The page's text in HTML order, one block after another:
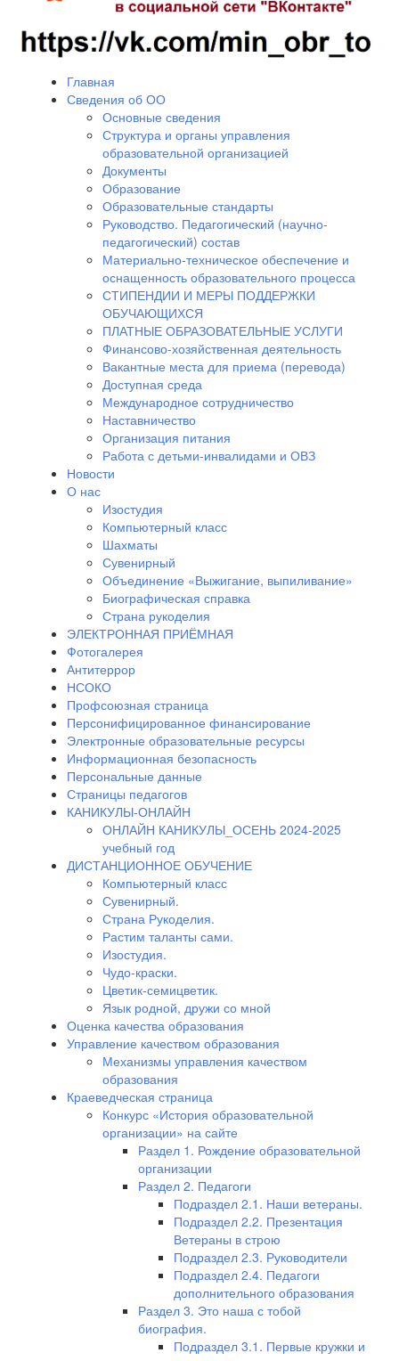
Главная
Сведения об ОО
Основные сведения
Структура и органы управления
образовательной организацией
Документы
Образование
Образовательные стандарты
Руководство. Педагогический (научно-
педагогический) состав
Материально-техническое обеспечение и
оснащенность образовательного процесса
СТИПЕНДИИ И МЕРЫ ПОДДЕРЖКИ
ОБУЧАЮЩИХСЯ
ПЛАТНЫЕ ОБРАЗОВАТЕЛЬНЫЕ УСЛУГИ
Финансово-хозяйственная деятельность
Вакантные места для приема (перевода)
Доступная среда
Международное сотрудничество
Наставничество
Организация питания
Работа с детьми-инвалидами и ОВЗ
Новости
О нас
Изостудия
Компьютерный класс
Шахматы
Сувенирный
Объединение «Выжигание, выпиливание»
Биографическая справка
Страна рукоделия
ЭЛЕКТРОННАЯ ПРИЁМНАЯ
Фотогалерея
Антитеррор
НСОКО
Профсоюзная страница
Персонифицированное финансирование
Электронные образовательные ресурсы
Информационная безопасность
Персональные данные
Страницы педагогов
КАНИКУЛЫ-ОНЛАЙН
ОНЛАЙН КАНИКУЛЫ_ОСЕНЬ 2024-2025
учебный год
ДИСТАНЦИОННОЕ ОБУЧЕНИЕ
Компьютерный класс
Сувенирный.
Страна Рукоделия.
Растим таланты сами.
Изостудия.
Чудо-краски.
Цветик-семицветик.
Язык родной, дружи со мной
Оценка качества образования
Управление качеством образования
Механизмы управления качеством
образования
Краеведческая страница
Конкурс «История образовательной
организации» на сайте
Раздел 1. Рождение образовательной
организации
Раздел 2. Педагоги
Подраздел 2.1. Наши ветераны.
Подраздел 2.2. Презентация
Ветераны в строю
Подраздел 2.3. Руководители
Подраздел 2.4. Педагоги
дополнительного образования
Раздел 3. Это наша с тобой
биография.
Подраздел 3.1. Первые кружки и